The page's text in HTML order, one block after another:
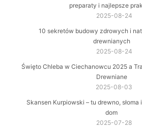
preparaty i najlepsze
2025-08-24
10 sekretów budowy zdrowych i
drewnianych
2025-08-24
Święto Chleba w Ciechanowcu 2025 a
Drewniane
2025-08-03
Skansen Kurpiowski – tu drewno,
dom
2025-07-28